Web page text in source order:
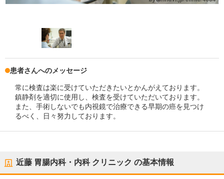
患者さんへのメッセージ
常に検査は楽に受けていただきたいとかんがえております。
鎮静剤を適切に使用し、検査を受けていただいております。
また、手術しないでも内視鏡で治療できる早期の癌を見つけ
るべく、日々努力しております。
近藤 胃腸内科・内科 クリニック の基本情報